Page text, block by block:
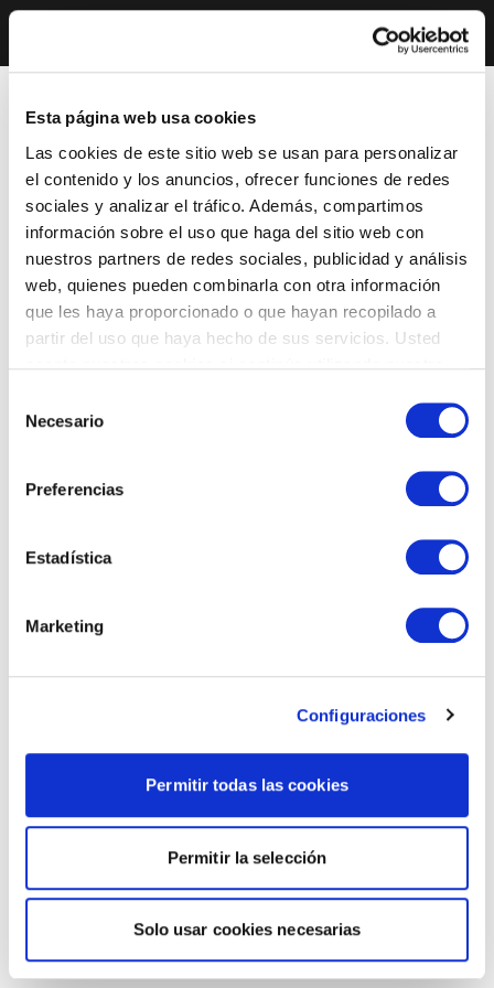
Esta página web usa cookies
Las cookies de este sitio web se usan para personalizar
el contenido y los anuncios, ofrecer funciones de redes
sociales y analizar el tráfico. Además, compartimos
información sobre el uso que haga del sitio web con
nuestros partners de redes sociales, publicidad y análisis
web, quienes pueden combinarla con otra información
que les haya proporcionado o que hayan recopilado a
partir del uso que haya hecho de sus servicios. Usted
Necesario
Preferencias
Estadística
Marketing
Configuraciones
Permitir todas las cookies
Permitir la selección
Solo usar cookies necesarias